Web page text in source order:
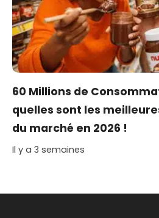
60 Millions de
quelles sont les
du marché en 2026 !
Il y a 3 semaines